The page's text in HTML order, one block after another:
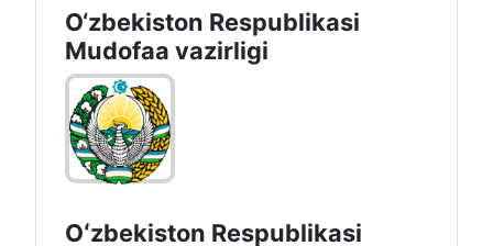
O‘zbekiston Respublikasi
Mudofaa vazirligi
Oʻzbekiston Respublikasi